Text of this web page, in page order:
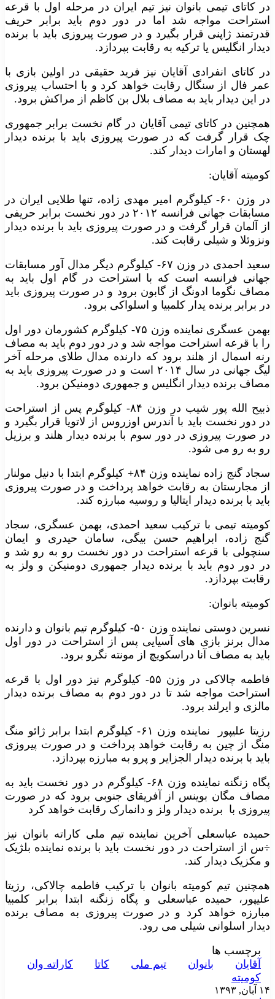
در کاتای تیمی بانوان نیز تیم ایران در مرحله اول با قرعه
استراحت مواجه شد اما در دور دوم باید برابر حریف
قدرتمند ژاپنی قرار بگیرد و در صورت پیروزی باید با برنده
دیدار انگلیس یا ترکیه به رقابت بپردازد.
در کاتای انفرادی آقایان نیز فرید حقیقی در اولین بازی با
عمر فال از سنگال رقابت خواهد کرد و با احتساب پیروزی
در این دیدار باید به مصاف بلال بن کاظم از مراکش برود.
همچنین در کاتای تیمی آقایان در گام نخست برابر جمهوری
چک قرار گرفت که در صورت پیروزی باید با برنده دیدار
لهستان و امارات دیدار کند.
کومیته آقایان:
در وزن ۶۰- کیلوگرم امیر مهدی زاده، تنها طلایی ایران در
مسابقات جهانی فرانسه ۲۰۱۲ در دور نخست برابر حریفی
از آلمان قرار گرفت و در صورت پیروزی باید با برنده دیدار
ونزوئلا و شیلی رقابت کند.
سعید احمدی در وزن ۶۷- کیلوگرم دیگر مدال آور مسابقات
جهانی فرانسه است که با استراحت در گام اول باید به
مصاف نگوما ادونگ از گابون برود و در صورت پیروزی باید
در برابر برنده یدار کلمبیا و اسلواکی برود.
بهمن عسگری نماینده وزن ۷۵- کیلوگرم کشورمان دور اول
را با قرعه استراحت مواجه شد و در دور دوم باید به مصاف
رنه اسمال از هلند برود که دارنده مدال طلای مرحله آخر
لیگ جهانی در سال ۲۰۱۴ است و در صورت پیروزی باید به
مصاف برنده دیدار انگلیس و جمهوری دومنیکن برود.
ذبیح الله پور شیب در وزن ۸۴- کیلوگرم پس از استراحت
در دور نخست باید با آندرس اوزروس از لاتویا قرار بگیرد و
در صورت پیروزی در دور سوم با برنده دیدار هلند و برزیل
رو به رو می شود.
سجاد گنج زاده نماینده وزن ۸۴+ کیلوگرم ابتدا با دنیل مولنار
از مجارستان به رقابت خواهد پرداخت و در صورت پیروزی
باید با برنده دیدار ایتالیا و روسیه مبارزه کند.
کومیته تیمی با ترکیب سعید احمدی، بهمن عسگری، سجاد
گنج زاده، ابراهیم حسن بیگی، سامان حیدری و ایمان
سنچولی با قرعه استراحت در دور نخست رو به رو شد و
در دور دوم باید با برنده دیدار جمهوری دومنیکن و ولز به
رقابت بپردازد.
کومیته بانوان:
نسرین دوستی نماینده وزن ۵۰- کیلوگرم تیم بانوان و دارنده
مدال برنز بازی های آسیایی پس از استراحت در دور اول
باید به مصاف آنا دراسکویچ از مونته نگرو برود.
فاطمه چالاکی در وزن ۵۵- کیلوگرم نیز دور اول با قرعه
استراحت مواجه شد تا در دور دوم به مصاف برنده دیدار
مالزی و ایرلند برود.
رزیتا علیپور نماینده وزن ۶۱- کیلوگرم ابتدا برابر ژائو منگ
منگ از چین به رقابت خواهد پرداخت و در صورت پیروزی
باید با برنده دیدار الجزایر و پرو به مبارزه بپردازد.
پگاه زنگنه نماینده وزن ۶۸- کیلوگرم در دور نخست باید به
مصاف مگان بوینس از آفریقای جنوبی برود که در صورت
پیروزی با برنده دیدار ولز و دانمارک رقابت خواهد کرد
حمیده عباسعلی آخرین نماینده تیم ملی کاراته بانوان نیز
÷س از استراحت در دور نخست باید با برنده نماینده بلژیک
و مکزیک دیدار کند.
همچنین تیم کومیته بانوان با ترکیب فاطمه چالاکی، رزیتا
علیپور، حمیده عباسعلی و پگاه زنگنه ابتدا برابر کلمبیا
مبارزه خواهد کرد و در صورت پیروزی به مصاف برنده
دیدار اسلوانی شیلی می رود.
برچسب ها
آقايان
بانوان تيم ملی کاتا
کاراته وان
کوميته
۱۴ آبان, ۱۳۹۳